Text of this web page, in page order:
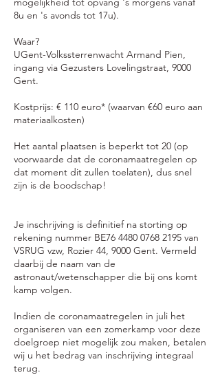
8u en 's avonds tot 17u).
Waar?
UGent-Volkssterrenwacht Armand Pien,
ingang via Gezusters Lovelingstraat, 9000
Gent.
Kostprijs: € 110 euro* (waarvan €60 euro aan
materiaalkosten)
Het aantal plaatsen is beperkt tot 20 (op
voorwaarde dat de coronamaatregelen op
dat moment dit zullen toelaten), dus snel
zijn is de boodschap!
Je inschrijving is definitief na storting op
rekening nummer BE76 4480 0768 2195 van
VSRUG vzw, Rozier 44, 9000 Gent. Vermeld
daarbij de naam van de
astronaut/wetenschapper die bij ons komt
kamp volgen.
Indien de coronamaatregelen in juli het
organiseren van een zomerkamp voor deze
doelgroep niet mogelijk zou maken, betalen
wij u het bedrag van inschrijving integraal
terug.